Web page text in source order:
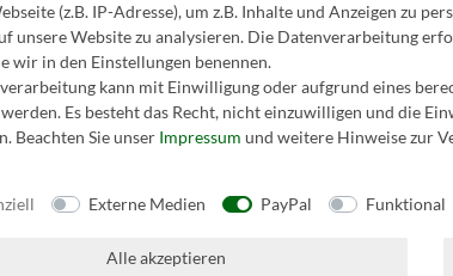
dann macht der Musikunterricht noch mehr Freude.
danach aufbauend anspruchsvoller. Dabei werden
(z.B. IP-Adresse), um z.B. Inhalte und Anzeigen zu
unsere Website zu analysieren. Die Datenverarbeitung
wir in den Einstellungen benennen.
kann mit Einwilligung oder aufgrund eines
Es besteht das Recht, nicht einzuwilligen und die
Beachten Sie unser Impressum und weitere Hinweise zur
Externe Medien PayPal Funktional
Alle akzeptieren